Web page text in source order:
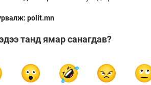
polit.mn
танд ямар санагдав?